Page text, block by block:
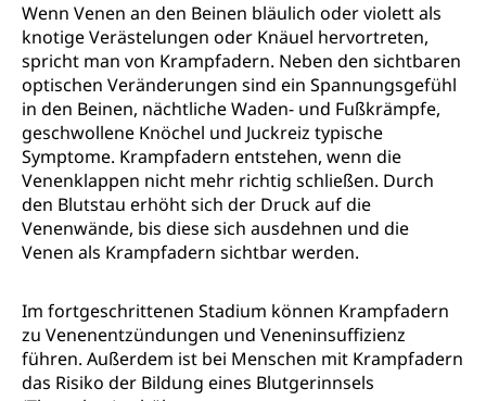
Wenn Venen an den Beinen bläulich oder violett als
knotige Verästelungen oder Knäuel hervortreten,
spricht man von Krampfadern. Neben den sichtbaren
optischen Veränderungen sind ein Spannungsgefühl
in den Beinen, nächtliche Waden- und Fußkrämpfe,
geschwollene Knöchel und Juckreiz typische
Symptome. Krampfadern entstehen, wenn die
Venenklappen nicht mehr richtig schließen. Durch
den Blutstau erhöht sich der Druck auf die
Venenwände, bis diese sich ausdehnen und die
Venen als Krampfadern sichtbar werden.
Im fortgeschrittenen Stadium können Krampfadern
zu Venenentzündungen und Veneninsuffizienz
führen. Außerdem ist bei Menschen mit Krampfadern
das Risiko der Bildung eines Blutgerinnsels